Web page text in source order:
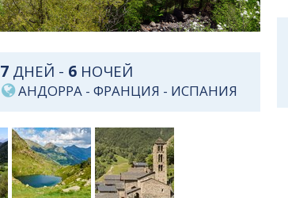
7ДНЕЙ - 6НОЧЕЙ
АНДОРРА -ФРАНЦИЯ - ИСПАНИЯ